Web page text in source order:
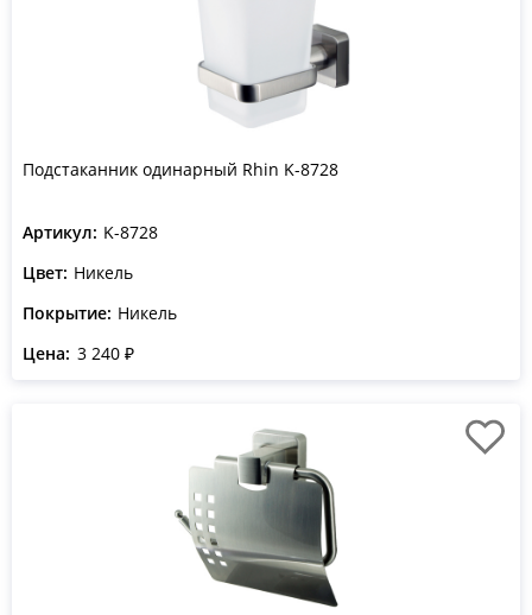
Подстаканник одинарный Rhin K-8728
Артикул: K-8728
Цвет: Никель
Покрытие: Никель
Цена: 3 240 ₽